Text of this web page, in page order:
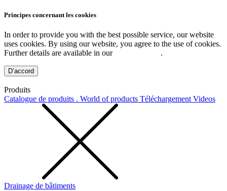
Principes concernant les cookies
In order to provide you with the best possible service, our website
uses cookies. By using our website, you agree to the use of cookies.
Further details are available in our
.
D’accord
Produits
Catalogue de produits . World of products Téléchargement Videos
Drainage de bâtiments